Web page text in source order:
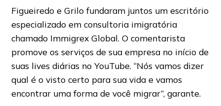
Figueiredo e Grilo fundaram juntos um escritório
especializado em consultoria imigratória
chamado Immigrex Global. O comentarista
promove os serviços de sua empresa no início de
suas lives diárias no YouTube. “Nós vamos dizer
qual é o visto certo para sua vida e vamos
encontrar uma forma de você migrar”, garante.